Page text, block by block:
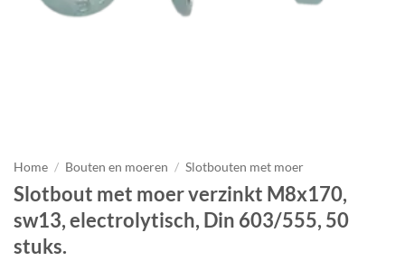
Home / Bouten en moeren / Slotbouten met moer
Slotbout met moer verzinkt M8x170,
sw13, electrolytisch, Din 603/555, 50
stuks.